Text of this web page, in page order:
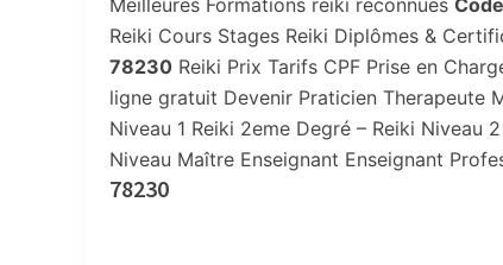
Meilleures Formations reiki reconnues
Reiki Cours Stages Reiki Diplômes &
78230 Reiki Prix Tarifs CPF Prise en
ligne gratuit Devenir Praticien Therapeute
Niveau 1 Reiki 2eme Degré – Reiki Niveau
Niveau Maître Enseignant Enseignant
78230